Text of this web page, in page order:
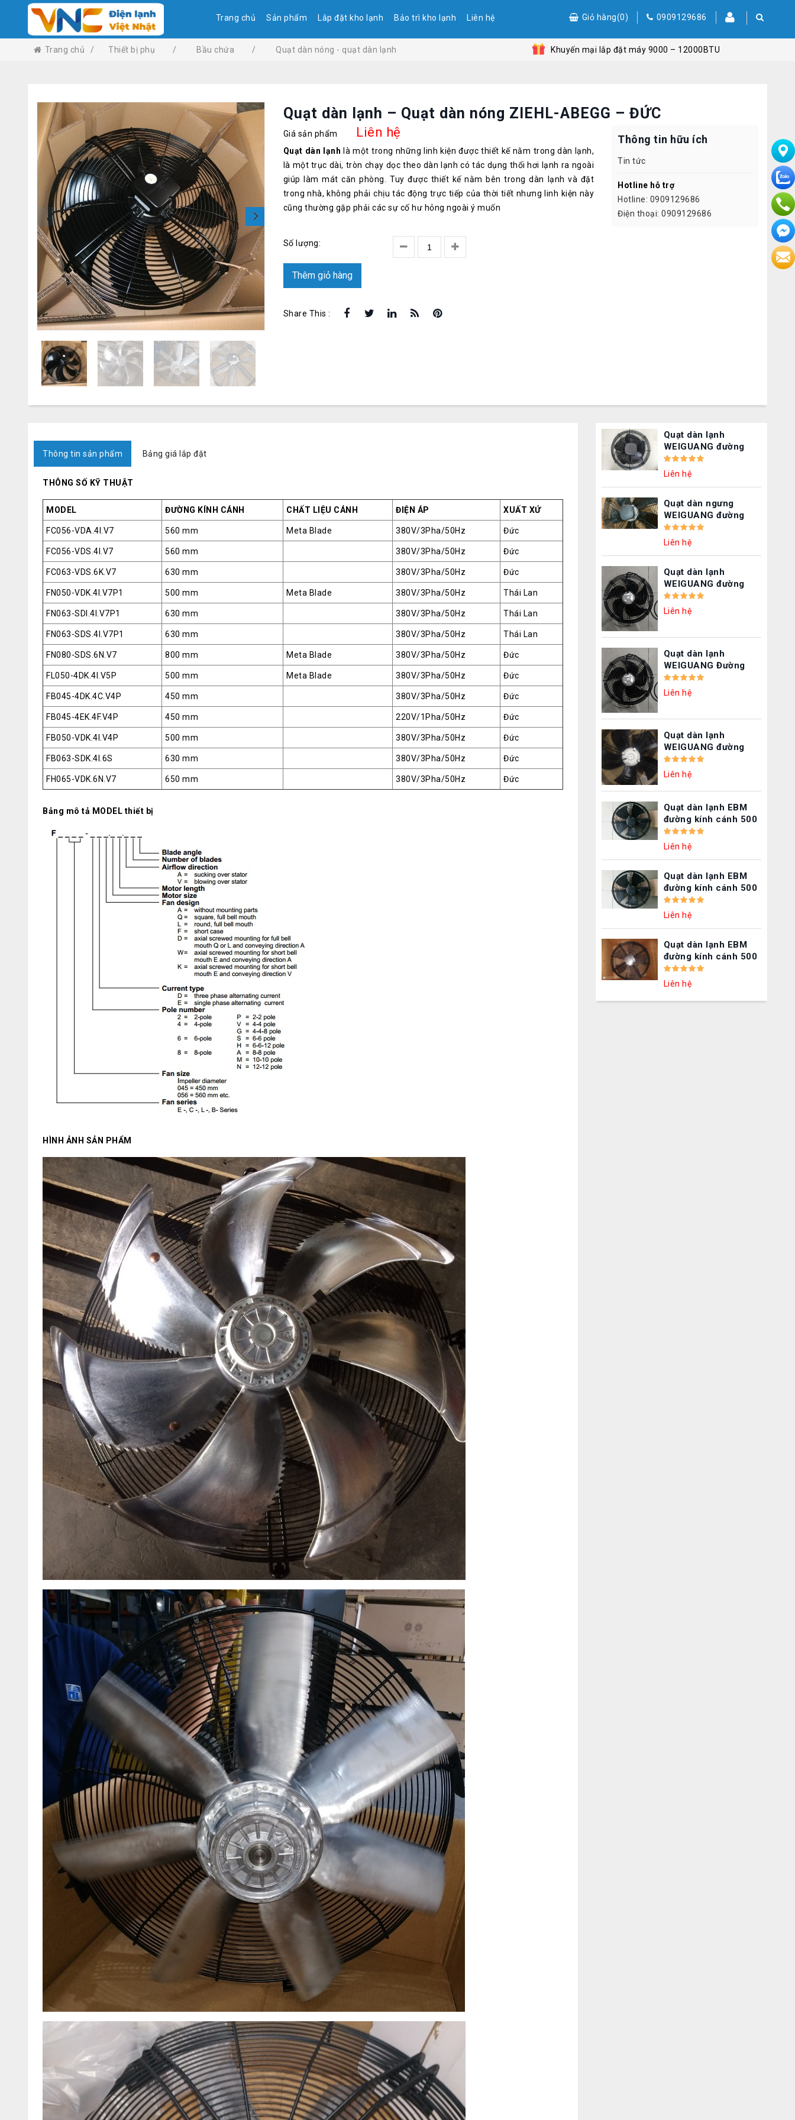
Trang chủ Sản phẩm Lắp đặt kho lạnh Bảo trì kho lạnh Liên hệ Giỏ hàng(0)
0909129686
Đăng kí
Trang chủ / Thiết bị phụ / Bầu chứa / Quạt dàn nóng - quạt dàn lạnh Khuyến mại lắp đặt máy 9000 – 12000BTU
Quạt dàn lạnh – Quạt dàn nóng ZIEHL-ABEGG – ĐỨC
Giá sản phẩm Liên hệ
Quạt dàn lạnh là một trong những linh kiện được thiết kế nằm trong dàn lạnh,
là một trục dài, tròn chạy dọc theo dàn lạnh có tác dụng thổi hơi lạnh ra ngoài
giúp làm mát căn phòng. Tuy được thiết kế nằm bên trong dàn lạnh và đặt
trong nhà, không phải chịu tác động trực tiếp của thời tiết nhưng linh kiện này
cũng thường gặp phải các sự cố hư hỏng ngoài ý muốn
Số lượng:
Thêm giỏ hàng
Share This :
Thông tin hữu ích
Tin tức
Hotline hỗ trợ
Hotline: 0909129686
Điện thoại: 0909129686
Thông tin sản phẩm Bảng giá lắp đặt
THÔNG SỐ KỸ THUẬT
MODEL ĐƯỜNG KÍNH CÁNH CHẤT LIỆU CÁNH ĐIỆN ÁP XUẤT XỨ
FC056-VDA.4I.V7 560 mm Meta Blade 380V/3Pha/50Hz Đức
FC056-VDS.4I.V7 560 mm 380V/3Pha/50Hz Đức
FC063-VDS.6K.V7 630 mm 380V/3Pha/50Hz Đức
FN050-VDK.4I.V7P1 500 mm Meta Blade 380V/3Pha/50Hz Thái Lan
FN063-SDI.4I.V7P1 630 mm 380V/3Pha/50Hz Thái Lan
FN063-SDS.4I.V7P1 630 mm 380V/3Pha/50Hz Thái Lan
FN080-SDS.6N.V7 800 mm Meta Blade 380V/3Pha/50Hz Đức
FL050-4DK.4I.V5P 500 mm Meta Blade 380V/3Pha/50Hz Đức
FB045-4DK.4C.V4P 450 mm 380V/3Pha/50Hz Đức
FB045-4EK.4F.V4P 450 mm 220V/1Pha/50Hz Đức
FB050-VDK.4I.V4P 500 mm 380V/3Pha/50Hz Đức
FB063-SDK.4I.6S 630 mm 380V/3Pha/50Hz Đức
FH065-VDK.6N.V7 650 mm 380V/3Pha/50Hz Đức
Bảng mô tả MODEL thiết bị
HÌNH ẢNH SẢN PHẨM
Quạt dàn lạnh
WEIGUANG đường
kính 500 mm –
TEM4D-500
Liên hệ
Quạt dàn ngưng
WEIGUANG đường
kính 500 mm –
TEM4E-500
Liên hệ
Quạt dàn lạnh
WEIGUANG đường
kính 300 mm –
YWF4E-300B-92-35-
Liên hệ
Quạt dàn lạnh
WEIGUANG Đường
kính cánh 300 mm
Nguồn 220V –
YWF4E-300B
Liên hệ
Quạt dàn lạnh
WEIGUANG đường
kính 500 mm –
YWF4D-500S
Liên hệ
Quạt dàn lạnh EBM
đường kính cánh 500
mm 380V – S4D500-
AJ01-24
Liên hệ
Quạt dàn lạnh EBM
đường kính cánh 500
mm 380V – S4D500-
AK14-06
Liên hệ
Quạt dàn lạnh EBM
đường kính cánh 500
mm 380V – S4D500-
AD03-01
Liên hệ